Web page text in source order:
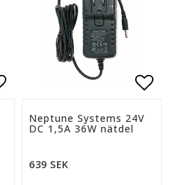
Lägg till i favoritlistan
Neptune Systems 24V
DC 1,5A 36W nätdel
639 SEK